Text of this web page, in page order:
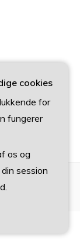
39
cookies
for
fungerer
os og
session